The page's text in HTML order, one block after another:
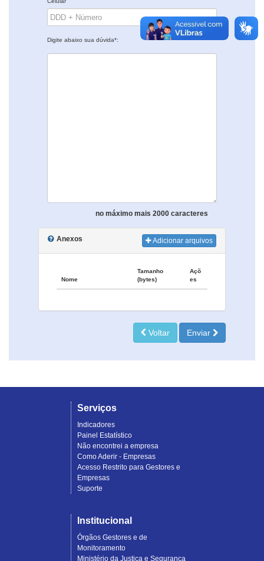
Digite abaixo sua dúvida*:
no máximo mais 2000 caracteres
Anexos Adicionar arquivos
Nome
Tamanho
(bytes)
Açõ
es
Voltar Enviar
Serviços
Indicadores
Painel Estatístico
Não encontrei a empresa
Como Aderir - Empresas
Acesso Restrito para Gestores e
Empresas
Suporte
Institucional
Órgãos Gestores e de
Monitoramento
Ministério da Justiça e Segurança